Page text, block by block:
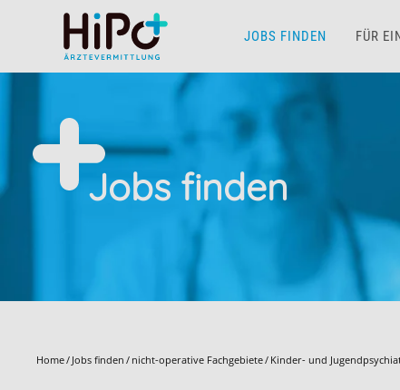
Skip to main content JOBS FINDEN FÜR
Jobs finden
Home Jobs finden nicht-operative Fachgebiete Kinder- und